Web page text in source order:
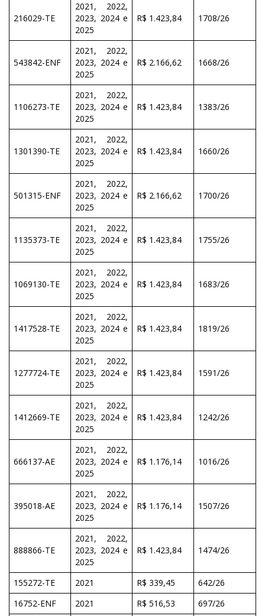
216029-TE
2021, 2022,
2023, 2024 e
2025
R$ 1.423,84 1708/26
543842-ENF
2021, 2022,
2023, 2024 e
2025
R$ 2.166,62 1668/26
1106273-TE
2021, 2022,
2023, 2024 e
2025
R$ 1.423,84 1383/26
1301390-TE
2021, 2022,
2023, 2024 e
2025
R$ 1.423,84 1660/26
501315-ENF
2021, 2022,
2023, 2024 e
2025
R$ 2.166,62 1700/26
1135373-TE
2021, 2022,
2023, 2024 e
2025
R$ 1.423,84 1755/26
1069130-TE
2021, 2022,
2023, 2024 e
2025
R$ 1.423,84 1683/26
1417528-TE
2021, 2022,
2023, 2024 e
2025
R$ 1.423,84 1819/26
1277724-TE
2021, 2022,
2023, 2024 e
2025
R$ 1.423,84 1591/26
1412669-TE
2021, 2022,
2023, 2024 e
2025
R$ 1.423,84 1242/26
666137-AE
2021, 2022,
2023, 2024 e
2025
R$ 1.176,14 1016/26
395018-AE
2021, 2022,
2023, 2024 e
2025
R$ 1.176,14 1507/26
888866-TE
2021, 2022,
2023, 2024 e
2025
R$ 1.423,84 1474/26
155272-TE 2021 R$ 339,45
642/26
16752-ENF
2021 R$ 516,53 697/26